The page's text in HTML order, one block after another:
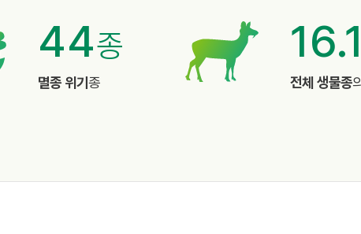
44종
멸종 위기 종
16.1
전체 생물종의